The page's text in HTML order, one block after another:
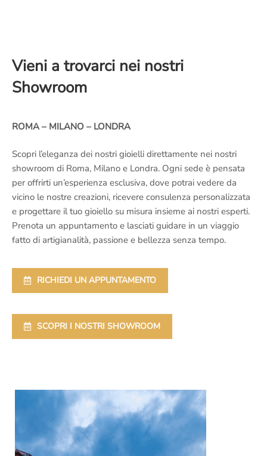
Vieni a trovarci nei nostri
Showroom
ROMA – MILANO – LONDRA
Scopri l’eleganza dei nostri gioielli direttamente nei nostri
showroom di Roma, Milano e Londra. Ogni sede è pensata
per offrirti un’esperienza esclusiva, dove potrai vedere da
vicino le nostre creazioni, ricevere consulenza personalizzata
e progettare il tuo gioiello su misura insieme ai nostri esperti.
Prenota un appuntamento e lasciati guidare in un viaggio
fatto di artigianalità, passione e bellezza senza tempo.
RICHIEDI UN APPUNTAMENTO
SCOPRI I NOSTRI SHOWROOM